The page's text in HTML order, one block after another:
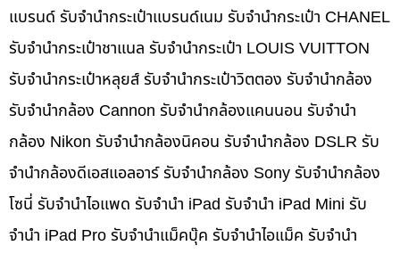
แบรนด์ รับจำนำกระเป๋าแบรนด์เนม รับจำนำกระเป๋า CHANEL
รับจำนำกระเป๋าชาแนล รับจำนำกระเป๋า LOUIS VUITTON
รับจำนำกระเป๋าหลุยส์ รับจำนำกระเป๋าวิตตอง รับจำนำกล้อง
รับจำนำกล้อง Cannon รับจำนำกล้องแคนนอน รับจำนำ
กล้อง Nikon รับจำนำกล้องนิคอน รับจำนำกล้อง DSLR รับ
จำนำกล้องดีเอสแอลอาร์ รับจำนำกล้อง Sony รับจำนำกล้อง
โซนี่ รับจำนำไอแพด รับจำนำ iPad รับจำนำ iPad Mini รับ
จำนำ iPad Pro รับจำนำแม็คบุ๊ค รับจำนำไอแม็ค รับจำนำ